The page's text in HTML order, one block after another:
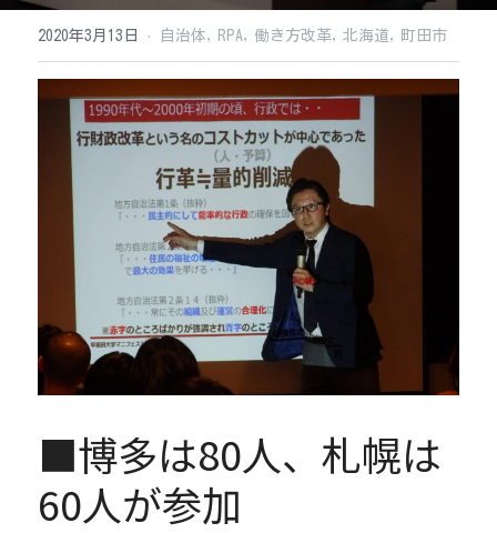
2020年3月13日 · 自治体, RPA, 働き方改革, 北海道, 町田市
■博多は80人、札幌は
60人が参加